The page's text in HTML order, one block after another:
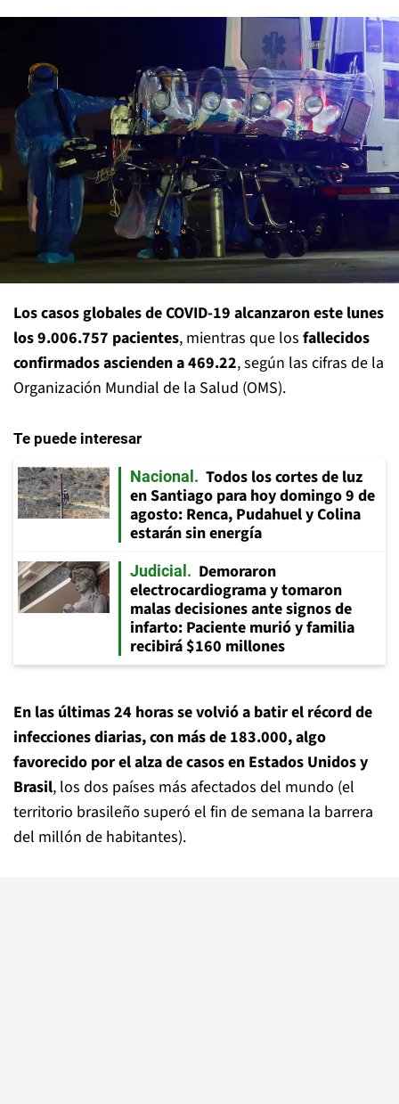
Los casos globales de COVID-19 alcanzaron este lunes
los 9.006.757 pacientes, mientras que los fallecidos
confirmados ascienden a 469.22, según las cifras de la
Organización Mundial de la Salud (OMS).
Te puede interesar
Nacional
Todos los cortes de luz
en Santiago para hoy domingo 9 de
agosto: Renca, Pudahuel y Colina
estarán sin energía
Judicial
Demoraron
electrocardiograma y tomaron
malas decisiones ante signos de
infarto: Paciente murió y familia
recibirá $160 millones
En las últimas 24 horas se volvió a batir el récord de
infecciones diarias, con más de 183.000, algo
favorecido por el alza de casos en Estados Unidos y
Brasil, los dos países más afectados del mundo (el
territorio brasileño superó el fin de semana la barrera
del millón de habitantes).